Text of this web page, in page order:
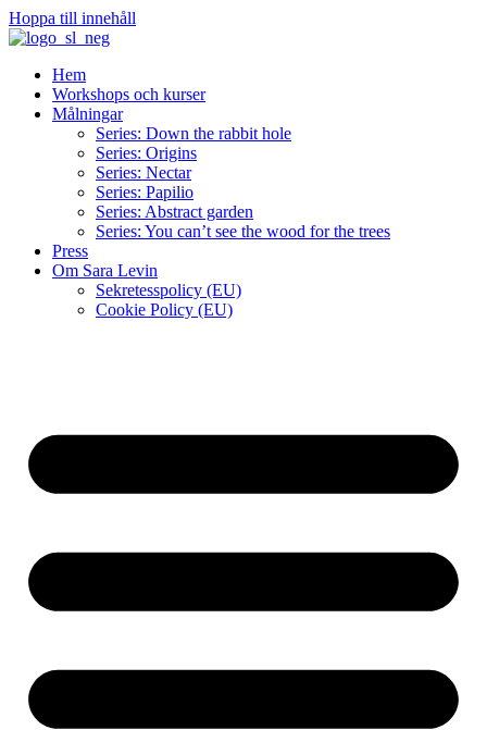
Hoppa till innehåll
Hem
Workshops och kurser
Målningar
Series: Down the rabbit hole
Series: Origins
Series: Nectar
Series: Papilio
Series: Abstract garden
Series: You can’t see the wood for the trees
Press
Om Sara Levin
Sekretesspolicy (EU)
Cookie Policy (EU)